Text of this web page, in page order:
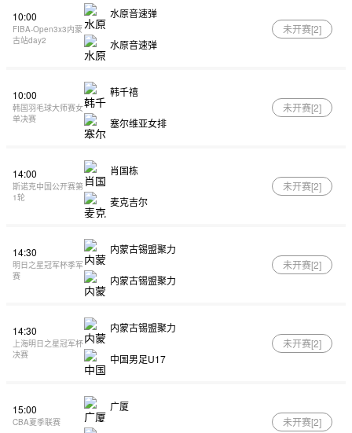
10:00
FIBA-Open3x3内蒙
古站day2
水原音速弹
水原音速弹
未开赛[2]
10:00
韩国羽毛球大师赛女
单决赛
韩千禧
塞尔维亚女排
未开赛[2]
14:00
斯诺克中国公开赛第
1轮
肖国栋
麦克吉尔
未开赛[2]
14:30
明日之星冠军杯季军
赛
内蒙古锡盟聚力
内蒙古锡盟聚力
未开赛[2]
14:30
上海明日之星冠军杯
决赛
内蒙古锡盟聚力
中国男足U17
未开赛[2]
15:00
CBA夏季联赛
广厦
未开赛[2]